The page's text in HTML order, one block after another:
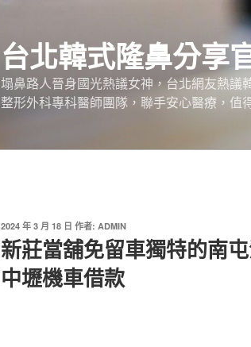
台北韓式隆鼻分享
塌鼻路人晉身國光熱議女神，台北網友熱議
整形外科專科醫師團隊，聯手安心醫療，值
發
佈
於
2024 年 3 月 18 日 作者: ADMIN
新莊當舖免留車獨特的南
中壢機車借款